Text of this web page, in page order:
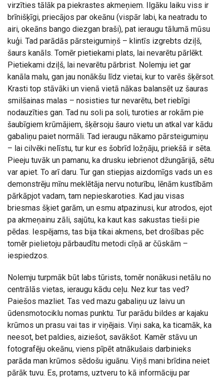
virzīties tālāk pa piekrastes akmeņiem. Ilgāku laiku viss ir
brīnišķīgi, priecājos par okeānu (vispār labi, ka neatradu to
airi, okeāns bango diezgan braši), pat ieraugu tālumā mūsu
kuģi. Tad parādās pārsteigumiņš – klintīs izgrebts dziļš,
šaurs kanāls. Tomēr pietiekami plats, lai nevarētu pārlēkt.
Pietiekami dziļš, lai nevarētu pārbrist. Nolemju iet gar
kanāla malu, gan jau nonākšu līdz vietai, kur to varēs šķērsot.
Krasti top stāvāki un vienā vietā nākas balansēt uz šauras
smilšainas malas – nosisties tur nevarētu, bet riebīgi
nodauzīties gan. Tad nu soli pa soli, turoties ar rokām pie
šaubīgiem krūmājiem, šķērsoju šauro vietu un atkal var kādu
gabaliņu paiet normāli. Tad ieraugu nākamo pārsteigumiņu
– lai cilvēki nelīstu, tur kur es šobrīd ložņāju, priekšā ir sēta.
Pieeju tuvāk un pamanu, ka drusku iebrienot džungārijā, sētu
var apiet. To arī daru. Tur gan stiepjas aizdomīgs vads un es
demonstrēju mīnu meklētāja nervu noturību, lēnām kustībām
pārkāpjot vadam, tam nepieskaroties. Kad jau visas
briesmas šķiet garām, un esmu atpazinusi, kur atrodos, ejot
pa akmeņainu zāli, sajūtu, ka kaut kas sakustas tieši pie
pēdas. Iespējams, tas bija tikai akmens, bet drošības pēc
tomēr pielietoju pārbaudītu metodi cīņā ar čūskām –
iespiedzos.
Nolemju turpmāk būt labs tūrists, tomēr nonākusi netālu no
centrālās vietas, ieraugu kādu ceļu. Nez kur tas ved?
Paiešos mazliet. Tas ved mazu gabaliņu uz laivu un
ūdensmotociklu nomas punktu. Tur parādu bildes ar kajaku
krūmos un prasu vai tas ir viņējais. Viņi saka, ka ticamāk, ka
neesot, bet paldies, aiziešot, savākšot. Kamēr stāvu un
fotografēju okeānu, viens pīpēt atnākušais darbinieks
parāda man krūmos sēdošu iguānu. Viņš mani brīdina neiet
pārāk tuvu. Es, protams, uztveru to kā informāciju par